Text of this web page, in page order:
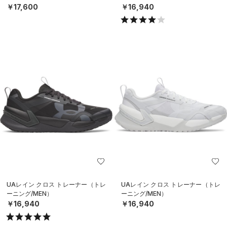
￥17,600 ￥16,940
UAレイン クロス トレーナー（トレ
ーニング/MEN）
￥16,940
UAレイン クロス トレーナー（トレ
ーニング/MEN）
￥16,940